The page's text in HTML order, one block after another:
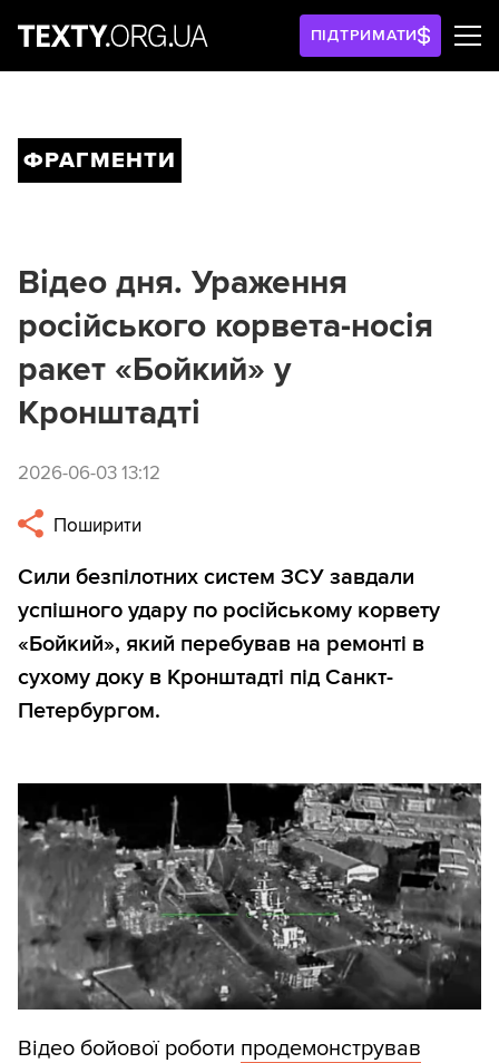
ПІДТРИМАТИ
ФРАГМЕНТИ
Відео дня. Ураження
російського корвета-носія
ракет «Бойкий» у
Кронштадті
2026-06-03 13:12
Поширити
Сили безпілотних систем ЗСУ завдали
успішного удару по російському корвету
«Бойкий», який перебував на ремонті в
сухому доку в Кронштадті під Санкт-
Петербургом.
Відео бойової роботи продемонстрував